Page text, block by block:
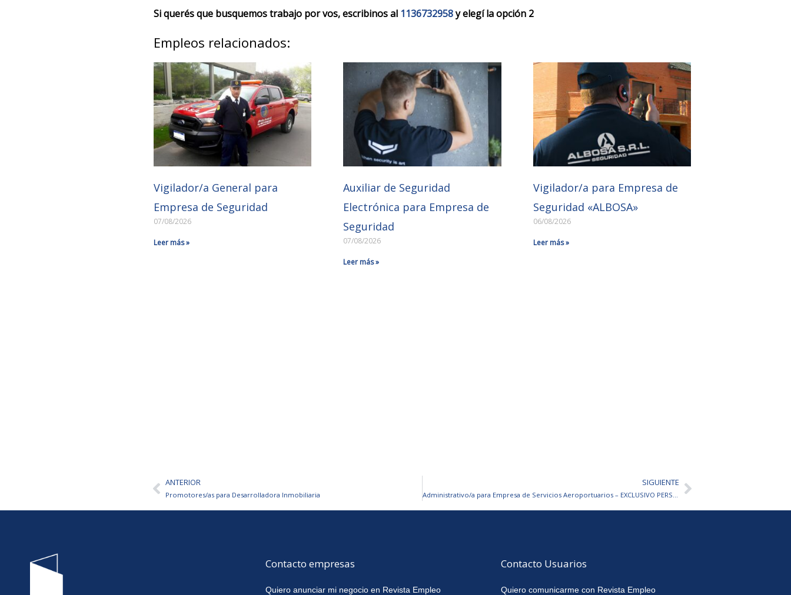
Si querés que busquemos trabajo por vos, escribinos al 1136732958y elegí la opción 2
Empleos relacionados:
Vigilador/a General para
Empresa de Seguridad
07/08/2026
Leer más »
Auxiliar de Seguridad
Electrónica para Empresa de
Seguridad
07/08/2026
Leer más »
Vigilador/a para Empresa de
Seguridad «ALBOSA»
06/08/2026
Leer más »
AntANTERIOR
Promotores/as para Desarrolladora Inmobiliaria
SIGUIENTE
Administrativo/a para Empresa de Servicios Aeroportuarios – EXCLUSIVO PERSONAS CON DISCAPACIDADSiguiente
Contacto empresas
Quiero anunciar mi negocio en Revista Empleo
Contacto Usuarios
Quiero comunicarme con Revista Empleo